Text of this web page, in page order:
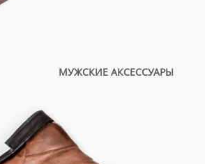
МУЖСКИЕ АКСЕССУАРЫ